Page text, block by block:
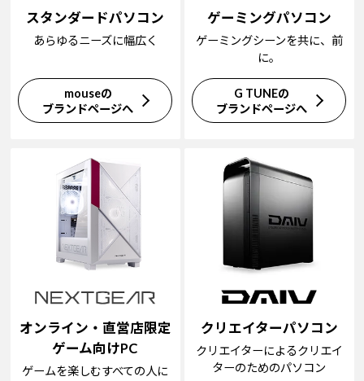
スタンダードパソコン
あらゆるニーズに幅広く
mouseの
ブランドページへ
ゲーミングパソコン
ゲーミングシーンを共に、前
に。
G TUNEの
ブランドページへ
オンライン・直営店限定
ゲーム向けPC
ゲームを楽しむすべての人に
クリエイターパソコン
クリエイターによるクリエイ
ターのためのパソコン